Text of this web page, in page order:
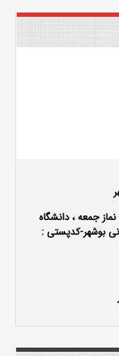
جمعه ، دانشگاه
بوشهر-کدپستی :